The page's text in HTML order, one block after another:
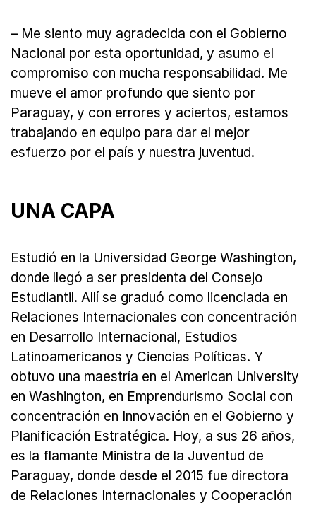
– Me siento muy agradecida con el Gobierno
Nacional por esta oportunidad, y asumo el
compromiso con mucha responsabilidad. Me
mueve el amor profundo que siento por
Paraguay, y con errores y aciertos, estamos
trabajando en equipo para dar el mejor
esfuerzo por el país y nuestra juventud.
UNA CAPA
Estudió en la Universidad George Washington,
donde llegó a ser presidenta del Consejo
Estudiantil. Allí se graduó como licenciada en
Relaciones Internacionales con concentración
en Desarrollo Internacional, Estudios
Latinoamericanos y Ciencias Políticas. Y
obtuvo una maestría en el American University
en Washington, en Emprendurismo Social con
concentración en Innovación en el Gobierno y
Planificación Estratégica. Hoy, a sus 26 años,
es la flamante Ministra de la Juventud de
Paraguay, donde desde el 2015 fue directora
de Relaciones Internacionales y Cooperación